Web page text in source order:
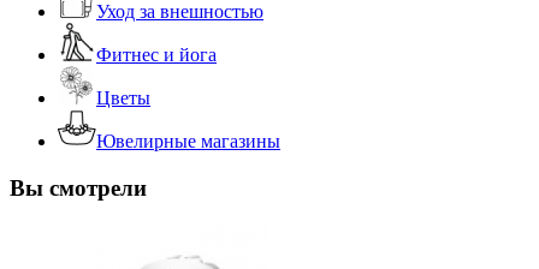
Уход за внешностью
Фитнес и йога
Цветы
Ювелирные магазины
Вы смотрели